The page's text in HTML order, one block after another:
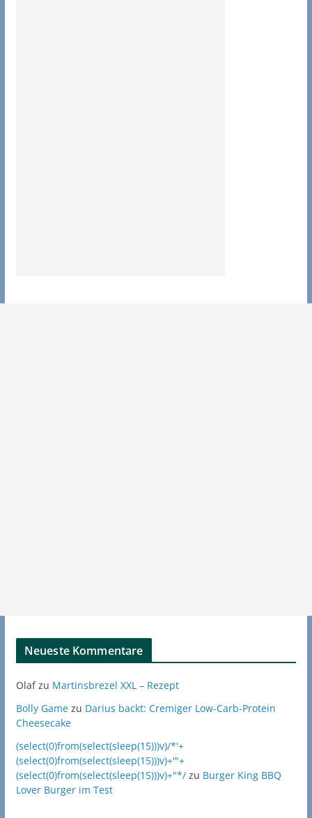
Neueste Kommentare
Olafzu Martinsbrezel XXL – Rezept
Bolly Gamezu Darius backt: Cremiger Low-Carb-Protein
Cheesecake
(select(0)from(select(sleep(15)))v)/*'+
(select(0)from(select(sleep(15)))v)+'"+
(select(0)from(select(sleep(15)))v)+"*/zu Burger King BBQ
Lover Burger im Test